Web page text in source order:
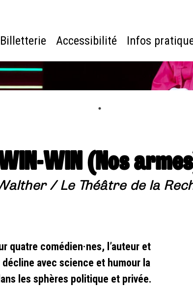
Billetterie Accessibilité Infos
WIN (Nos
/ Le Théâtre de la
quatre comédien·nes, l’auteur et
avec science et humour la
les sphères politique et privée.